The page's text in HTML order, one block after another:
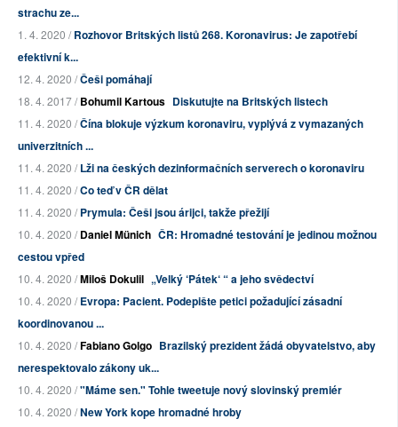
strachu ze...
1. 4. 2020 /Rozhovor Britských listů 268. Koronavirus: Je zapotřebí
efektivní k...
12. 4. 2020 /Češi pomáhají
18. 4. 2017 /Bohumil Kartous Diskutujte na Britských listech
11. 4. 2020 /Čína blokuje výzkum koronaviru, vyplývá z vymazaných
univerzitních ...
11. 4. 2020 /Lži na českých dezinformačních serverech o koronaviru
11. 4. 2020 /Co teď v ČR dělat
11. 4. 2020 /Prymula: Češi jsou árijci, takže přežijí
10. 4. 2020 /Daniel Münich ČR: Hromadné testování je jedinou možnou
cestou vpřed
10. 4. 2020 /Miloš Dokulil „Velký ‘Pátek‘ “ a jeho svědectví
10. 4. 2020 /Evropa: Pacient. Podepište petici požadující zásadní
koordinovanou ...
10. 4. 2020 /Fabiano Golgo Brazilský prezident žádá obyvatelstvo, aby
nerespektovalo zákony uk...
10. 4. 2020 /"Máme sen." Tohle tweetuje nový slovinský premiér
10. 4. 2020 /New York kope hromadné hroby